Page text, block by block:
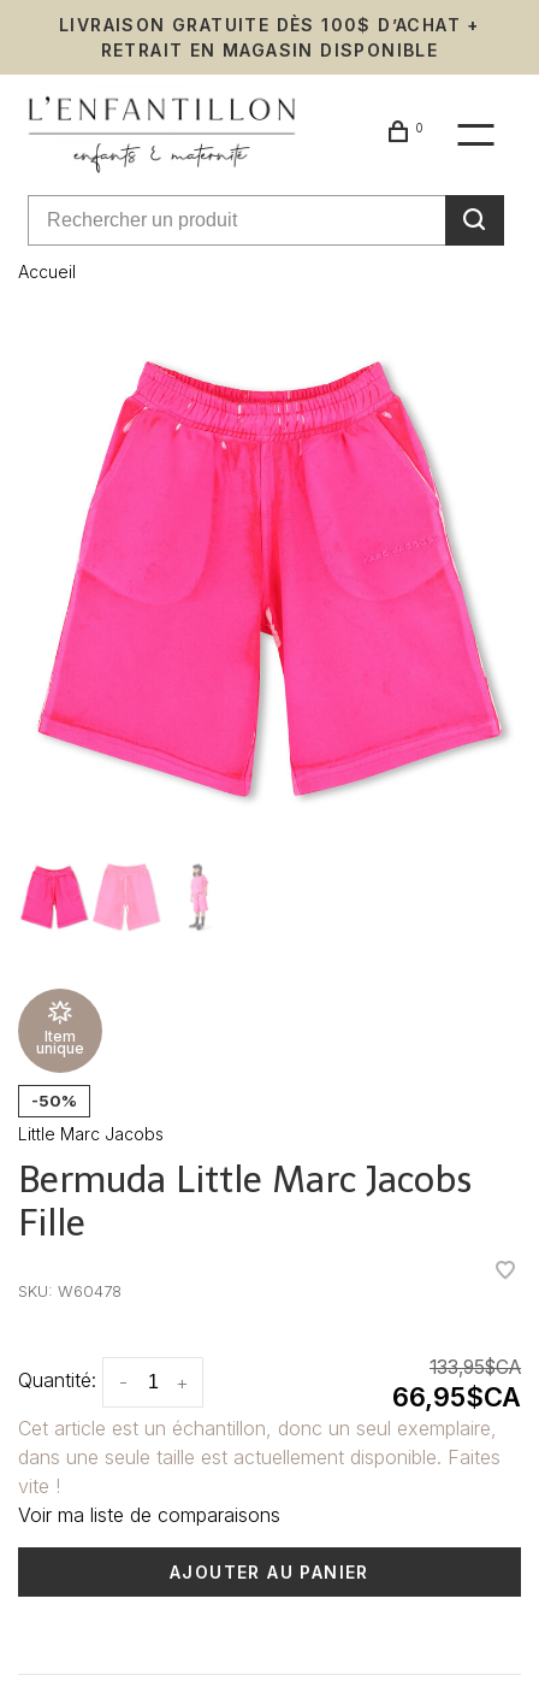
LIVRAISON GRATUITE DÈS 100$ D’ACHAT +
RETRAIT EN MAGASIN DISPONIBLE
0
Accueil
Item
unique
-50%
Little Marc Jacobs
Bermuda Little Marc Jacobs
Fille
SKU: W60478
Quantité: +
-
133,95$CA
66,95$CA
Cet article est un échantillon, donc un seul exemplaire,
dans une seule taille est actuellement disponible. Faites
vite !
Voir ma liste de comparaisons
AJOUTER AU PANIER